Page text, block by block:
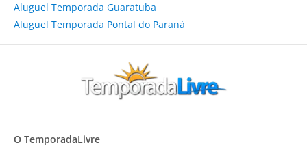
Aluguel Temporada Guaratuba
Aluguel Temporada Pontal do Paraná
O TemporadaLivre